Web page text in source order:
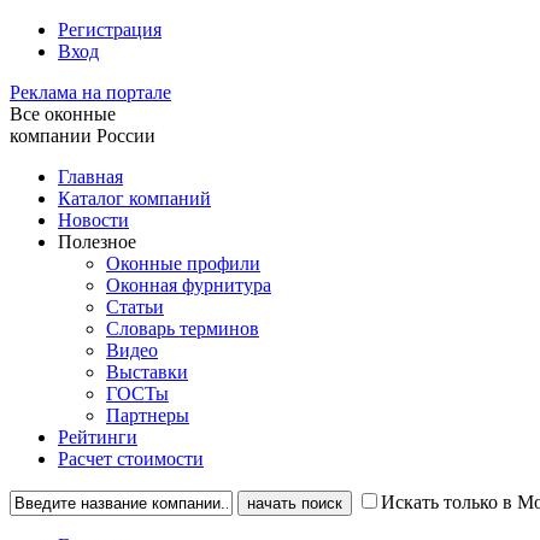
Регистрация
Вход
Реклама на портале
Все оконные
компании России
Главная
Каталог компаний
Новости
Полезное
Оконные профили
Оконная фурнитура
Статьи
Словарь терминов
Видео
Выставки
ГОСТы
Партнеры
Рейтинги
Расчет стоимости
Искать только в